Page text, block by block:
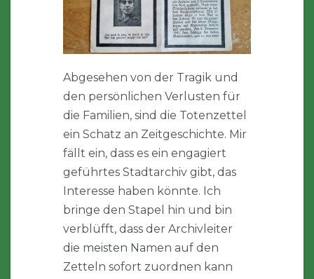
Abgesehen von der Tragik und
den persönlichen Verlusten für
die Familien, sind die Totenzettel
ein Schatz an Zeitgeschichte. Mir
fällt ein, dass es ein engagiert
geführtes Stadtarchiv gibt, das
Interesse haben könnte. Ich
bringe den Stapel hin und bin
verblüfft, dass der Archivleiter
die meisten Namen auf den
Zetteln sofort zuordnen kann